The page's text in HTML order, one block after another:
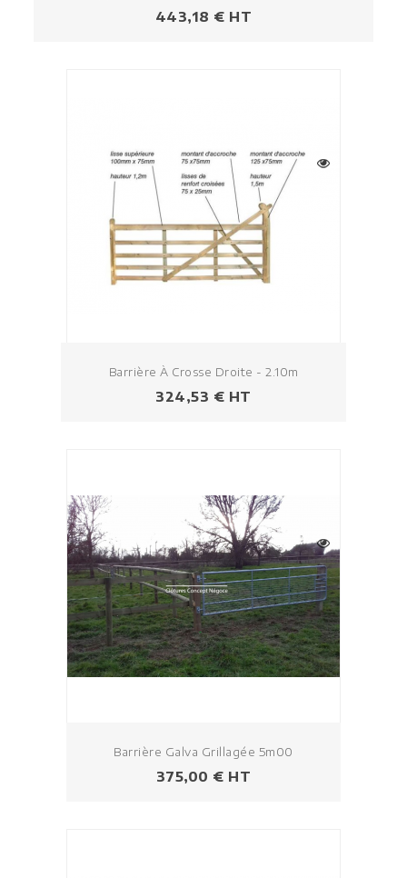
Prezzo
443,18 € HT
Barrière À Crosse Droite - 2.10m
Prezzo
324,53 € HT
Barrière Galva Grillagée 5m00
Prezzo
375,00 € HT